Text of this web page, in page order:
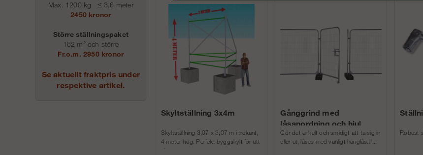
Max. 1200 kg
≤ 3,6 meter
2450 kronor
Större ställningspaket
182 m² och större
Fr.o.m. 2950 kronor
Se aktuellt fraktpris under
respektive artikel.
Skyltställning 3x4m
Skyltställning 3,07 x 3,07 m i trekant,
4 meter hög. Perfekt byggskylt för att
visa...
Gånggrind med
låsanordning och hjul
Gör det enkelt och smidigt att ta sig in
eller ut, låses med vanligt hänglås.#...
Robust